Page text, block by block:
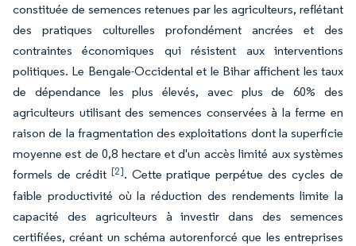
constituée de semences retenues par les agriculteurs, reflétant
des pratiques culturelles profondément ancrées et des
contraintes économiques qui résistent aux interventions
politiques. Le Bengale-Occidental et le Bihar affichent les taux
de dépendance les plus élevés, avec plus de 60% des
agriculteurs utilisant des semences conservées à la ferme en
raison de la fragmentation des exploitations dont la superficie
moyenne est de 0,8 hectare et d'un accès limité aux systèmes
formels de crédit [2]. Cette pratique perpétue des cycles de
faible productivité où la réduction des rendements limite la
capacité des agriculteurs à investir dans des semences
certifiées, créant un schéma autorenforcé que les entreprises